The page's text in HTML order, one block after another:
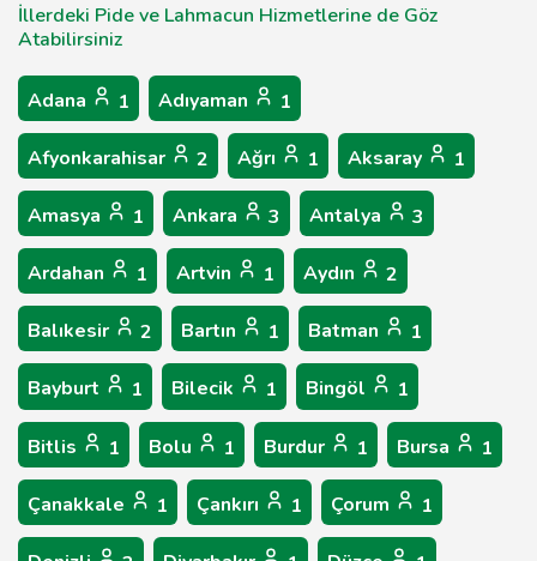
İllerdeki Pide ve Lahmacun Hizmetlerine de Göz
Atabilirsiniz
Adana 1 Adıyaman 1
Afyonkarahisar 2 Ağrı 1 Aksaray 1
Amasya 1 Ankara 3 Antalya 3
Ardahan 1 Artvin 1 Aydın 2
Balıkesir 2 Bartın 1 Batman 1
Bayburt 1 Bilecik 1 Bingöl 1
Bitlis 1 Bolu 1 Burdur 1 Bursa 1
Çanakkale 1 Çankırı 1 Çorum 1